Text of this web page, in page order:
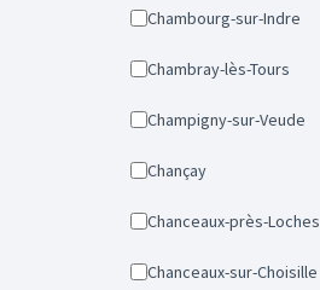
Chambourg-sur-Indre
Chambray-lès-Tours
Champigny-sur-Veude
Chançay
Chanceaux-près-Loches
Chanceaux-sur-Choisille